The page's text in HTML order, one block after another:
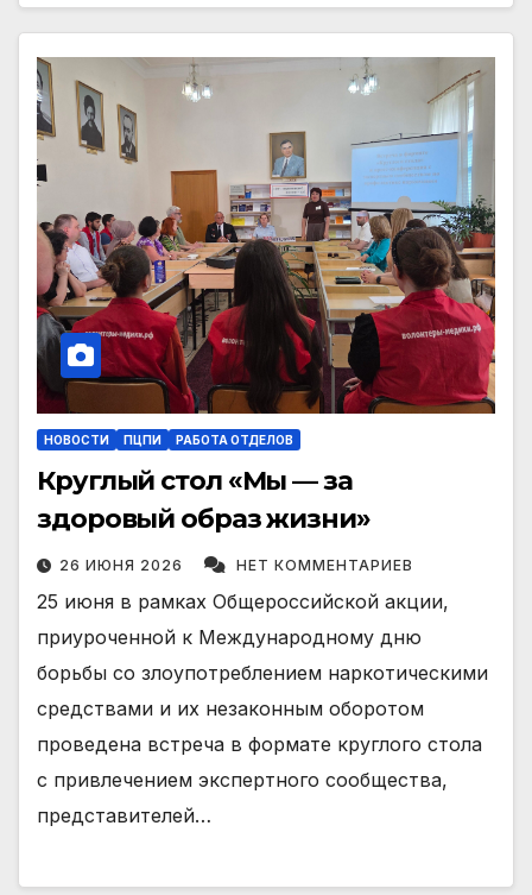
НОВОСТИ ПЦПИ РАБОТА ОТДЕЛОВ
Круглый стол «Мы — за
здоровый образ жизни»
26 ИЮНЯ 2026 НЕТ КОММЕНТАРИЕВ
25 июня в рамках Общероссийской акции,
приуроченной к Международному дню
борьбы со злоупотреблением наркотическими
средствами и их незаконным оборотом
проведена встреча в формате круглого стола
с привлечением экспертного сообщества,
представителей…